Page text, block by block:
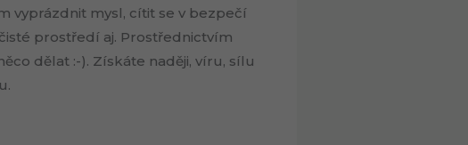
vyprázdnit mysl, cítit se v bezpečí
prostředí aj. Prostřednictvím
dělat :-). Získáte naději, víru, sílu